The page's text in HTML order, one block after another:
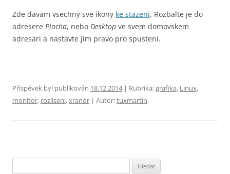
Zde davam vsechny sve ikony ke stazeni. Rozbalte je do
adresere Plocha, nebo Desktop ve svem domovskem
adresari a nastavte jim pravo pro spusteni.
Příspěvek byl publikován 18.12.2014| Rubrika:grafika, Linux,
monitor, rozliseni,xrandr | Autor:tuxmartin.